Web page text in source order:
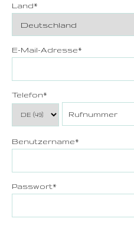
Land*
E-Mail-Adresse*
Telefon*
Benutzername*
Passwort*